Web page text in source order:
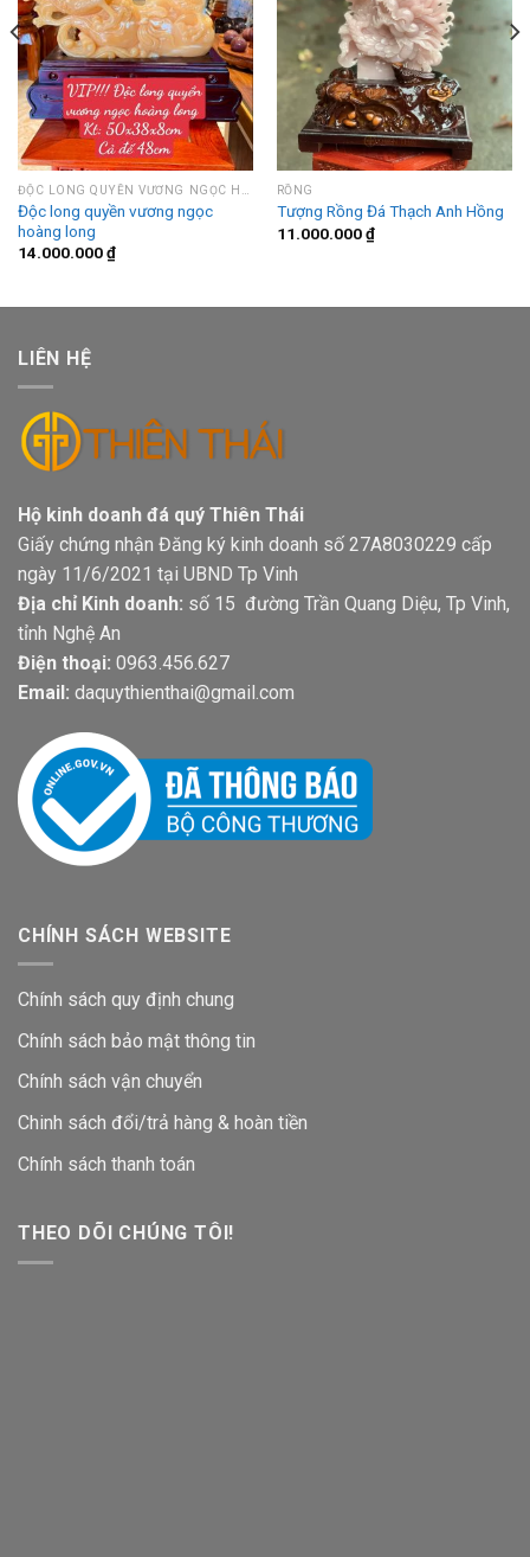
Độc long quyền vương ngọc
hoàng long
14.000.000₫
RỒNG
Tượng Rồng Đá Thạch Anh Hồng
11.000.000₫
LIÊN HỆ
Hộ kinh doanh đá quý Thiên Thái
Giấy chứng nhận Đăng ký kinh doanh số 27A8030229 cấp
ngày 11/6/2021 tại UBND Tp Vinh
Địa chỉ Kinh doanh: số 15 đường Trần Quang Diệu, Tp Vinh,
tỉnh Nghệ An
Điện thoại: 0963.456.627
Email: daquythienthai@gmail.com
CHÍNH SÁCH WEBSITE
Chính sách quy định chung
Chính sách bảo mật thông tin
Chính sách vận chuyển
Chinh sách đổi/trả hàng & hoàn tiền
Chính sách thanh toán
THEO DÕI CHÚNG TÔI!